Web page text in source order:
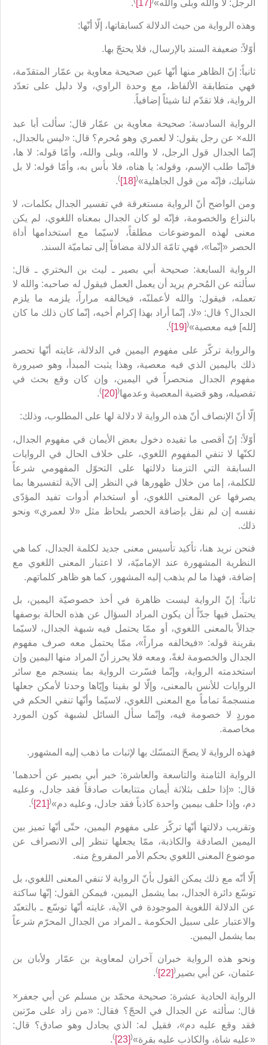
الرجل: لا والله وبلى والله» .
وهذه الرواية من حيث الدلالة كسابقاتها، إلّا أنّها:
أوّلاً: ضعيفة السند بالإرسال، فلا يحتجّ بها.
ثانياً: إنّ الظاهر منها أنّها عين صحيحة معاوية بن عمّار المتقدّمة،
فهي متطابقة الألفاظ، مع وحدة الراوي، ولا دليل على تعدّد
الرواية، فلا تقدّم لنا شيئاً إضافياً.
الرواية السادسة: صحيحة معاوية بن عمّار قال: سألت أبا عبد
الله× عن رجل يقول: لا لعمري وهو مُحرم؟ قال: «ليس بالجدال،
إنّما الجدال قول الرجل، لا والله، وبلى والله، وأمّا قوله: لا ها،
فإنّما طلب الإسم، وقوله: يا هناه، فلا بأس به، وأمّا قوله: لا بل
شانيك، فإنّه من قول الجاهلية»(
[18]
)
.
ومن الواضح أنّ الرواية مستغرقة في تفسير الجدال بكلمات، لا
بالنزاع والخصومة، فإنّه لو كان الجدال بمعناه اللغوي، لم يكن
معنى لهذه الموضوعات مطلقاً، لاسيّما مع استخدامها أداة
الحصر «إنّما»، فهي تامّة الدلالة مضافاً إلى تماميّة السند.
الرواية السابعة: صحيحة أبي بصير ـ ليث بن البختري ـ قال:
سألته عن المُحرم يريد أن يعمل العمل فيقول له صاحبه: والله لا
تعمله، فيقول: والله لأعملنّه، فيخالفه مراراً، يلزمه ما يلزم
الجدال؟ قال: «لا، إنّما أراد بهذا إكرام أخيه، إنّما كان ذلك ما كان
[لله] فيه معصية»(
[19]
)
.
والرواية تركّز على مفهوم اليمين في الدلالة، غايته أنّها تحصر
ذلك باليمين الذي فيه معصية، وهذا يثبت المبدأ، وهو صيرورة
مفهوم الجدال منحصراً في اليمين، وإن كان وقع بحث في
تفصيله، وهو قضية المعصية وعدمها(
[20]
)
.
إلّا أنّ الإنصاف أنّ هذه الرواية لا دلالة لها على المطلوب، وذلك:
أوّلاً: إنّ أقصى ما تفيده دخول بعض الأيمان في مفهوم الجدال،
لكنّها لا تنفي المفهوم اللغوي، على خلاف الحال في الروايات
السابقة التي التزمنا دلالتها على التحوّل المفهومي شرعاً
للكلمة، إما من خلال ظهورها في النظر إلى الآية لتفسيرها بما
يصرفها عن المعنى اللغوي، أو استخدام أدوات تفيد المؤدّى
نفسه إن لم نقل بإضافة الحصر بلحاظ مثل «لا لعمري» ونحو
ذلك.
فنحن نريد هنا، تأكيد تأسيس معنى جديد لكلمة الجدال، كما هي
النظرية المشهورة عند الإماميّة، لا اعتبار المعنى اللغوي مع
إضافة، فهذا ما لم يذهب إليه المشهور، كما هو ظاهر كلماتهم.
ثانياً: إنّ الرواية ليست ظاهرة في أخذ خصوصيّة اليمين، بل
يحتمل فيها جدّاً أن يكون المراد السؤال عن هذه الحالة بوصفها
جدالاً بالمعنى اللغوي، أو ممّا يحتمل فيه شبهة الجدال، لاسيّما
بقرينة قوله: «فيخالفه مراراً»، ممّا يحتمل معه صرف مفهوم
الجدال والخصومة لغةً، ومعه فلا يحرز أنّ المراد منها اليمين وإن
استخدمته الرواية، وإنّما فسّرت الرواية بما ينسجم مع سائر
الروايات للأنس بالمعنى، وإلّا لو بقينا وإيّاها وحدنا لأمكن جعلها
منسجمةً تماماً مع المعنى اللغوي، لاسيّما وأنّها تنفي الحكم في
موردٍ لا خصومة فيه، وإنّما سأل السائل لشبهة كون المورد
مخاصمة.
فهذه الرواية لا يصحّ التمسّك بها لإثبات ما ذهب إليه المشهور.
الرواية الثامنة والتاسعة والعاشرة: خبر أبي بصير عن أحدهما‘
قال: «إذا حلف بثلاثة أيمان متتابعات صادقاً فقد جادل، وعليه
دم، وإذا حلف بيمين واحدة كاذباً فقد جادل، وعليه دم»(
[21]
)
.
وتقريب دلالتها أنّها تركّز على مفهوم اليمين، حتّى أنّها تميز بين
اليمين الصادقة والكاذبة، ممّا يجعلها تنظر إلى الانصراف عن
موضوع المعنى اللغوي بحكم الأمر المفروغ منه.
إلّا أنّه مع ذلك يمكن القول بأنّ الرواية لا تنفي المعنى اللغوي، بل
توسّع دائرة الجدال، بما يشمل اليمين، فيمكن القول: إنّها ساكتة
عن الدلالة اللغوية الموجودة في الآية، غايته أنّها توسّع ـ بالتعبّد
والاعتبار على سبيل الحكومة ـ المراد من الجدال المحرّم شرعاً
بما يشمل اليمين.
ونحو هذه الرواية خبران آخران لمعاوية بن عمّار ولأبان بن
عثمان، عن أبي بصير (
[22]
)
.
الرواية الحادية عشرة: صحيحة محمّد بن مسلم عن أبي جعفر×
قال: سألته عن الجدال في الحجّ؟ فقال: «من زاد على مرّتين
فقد وقع عليه دم»، فقيل له: الذي يجادل وهو صادق؟ قال:
«عليه شاة، والكاذب عليه بقرة»(
[23]
)
.